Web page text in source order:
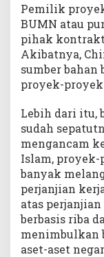
Pemilik
BUMN atau
pihak
Akibatnya,
sumber bahan
proyek-
Lebih dari itu,
sudah
mengancam
Islam,
banyak
perjanjian
atas
berbasis riba
menimbulkan
aset-aset